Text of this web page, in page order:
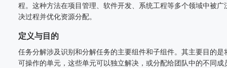
程。这种方法在项目管理、软件开发、系统工程等多个领域中被
决过程并优化资源分配。
定义与目的
任务分解涉及识别和分解任务的主要组件和子组件。其主要目的
可操作的单元，这些单元可以独立解决，或分配给团队中的不同